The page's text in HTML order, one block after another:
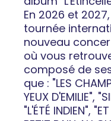
En 2026 et
tournée
nouveau
où vous
composé de
que : "LES
YEUX D'EMILIE",
"L'ÉTÉ INDIEN",